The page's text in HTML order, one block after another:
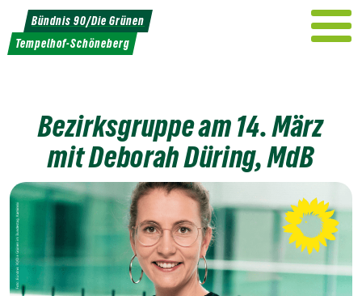
Weiter
zum
Inhalt
Bündnis 90/Die Grünen
Tempelhof-Schöneberg
Bezirksgruppe am 14. März
mit Deborah Düring, MdB